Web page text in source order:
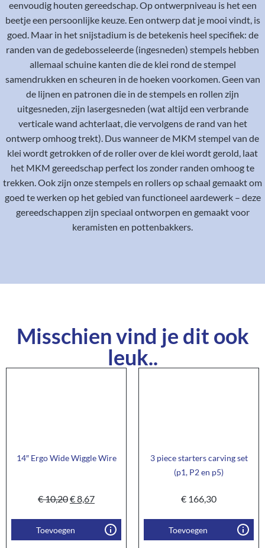
eenvoudig houten gereedschap. Op ontwerpniveau is het een
beetje een persoonlijke keuze. Een ontwerp dat je mooi vindt, is
goed. Maar in het snijstadium is de betekenis heel specifiek: de
randen van de gedebosseleerde (ingesneden) stempels hebben
allemaal schuine kanten die de klei rond de stempel
samendrukken en scheuren in de hoeken voorkomen. Geen van
de lijnen en patronen die in de stempels en rollen zijn
uitgesneden, zijn lasergesneden (wat altijd een verbrande
verticale wand achterlaat, die vervolgens de rand van het
ontwerp omhoog trekt). Dus wanneer de MKM stempel van de
klei wordt getrokken of de roller over de klei wordt gerold, laat
het MKM gereedschap perfect los zonder randen omhoog te
trekken. Ook zijn onze stempels en rollers op schaal gemaakt om
goed te werken op het gebied van functioneel aardewerk – deze
gereedschappen zijn speciaal ontworpen en gemaakt voor
keramisten en pottenbakkers.
Misschien vind je dit ook
leuk..
14″ Ergo Wide Wiggle Wire
€10,20€8,67
Toevoegen
3 piece starters carving set
(p1, P2 en p5)
€ 166,30
Toevoegen